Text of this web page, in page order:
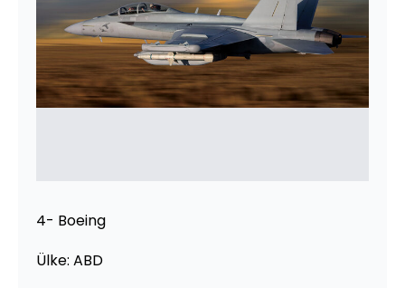
4- Boeing
Ülke: ABD